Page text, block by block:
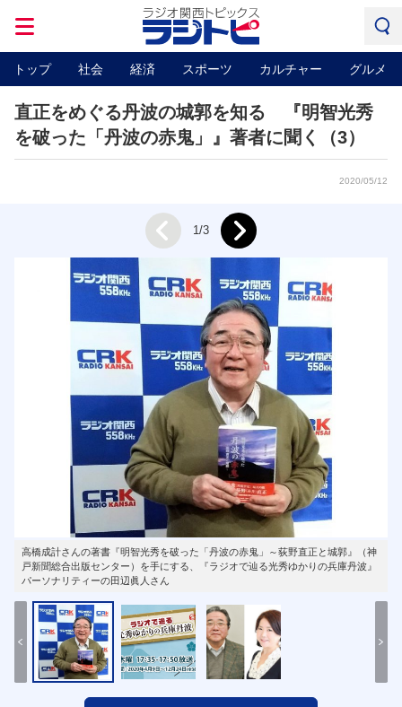
トップ 社会 経済 スポーツ カルチャー グルメ
直正をめぐる丹波の城郭を知る 『明智光秀
を破った「丹波の赤鬼」』著者に聞く（3）
2020/05/12
高橋成計さんの著書『明智光秀を破った「丹波の赤鬼」～荻野直正と城郭』（神
戸新聞総合出版センター）を手にする、『ラジオで辿る光秀ゆかりの兵庫丹波』
パーソナリティーの田辺眞人さん
Prev 1/3 Next